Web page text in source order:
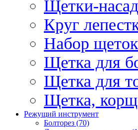
Щетки-
Круг
Набор
Щетка для
Щетка для
Щетка,
Режущий инструмент
Болторез (70)